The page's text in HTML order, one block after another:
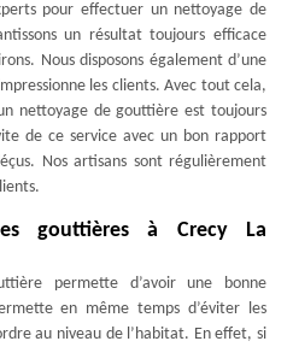
pour effectuer un nettoyage de
un résultat toujours efficace
Nous disposons également d’une
les clients. Avec tout cela,
nettoyage de gouttière est toujours
de ce service avec un bon rapport
Nos artisans sont régulièrement
gouttières à Crecy La
permette d’avoir une bonne
en même temps d’éviter les
au niveau de l’habitat. En effet, si